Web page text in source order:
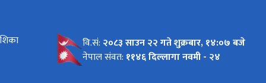
वि.सं: २०८३ साउन २२ गते शुक्रबार, १४:०७ बजे
नेपाल संवत: ११४६ दिल्लागा नवमी - २४